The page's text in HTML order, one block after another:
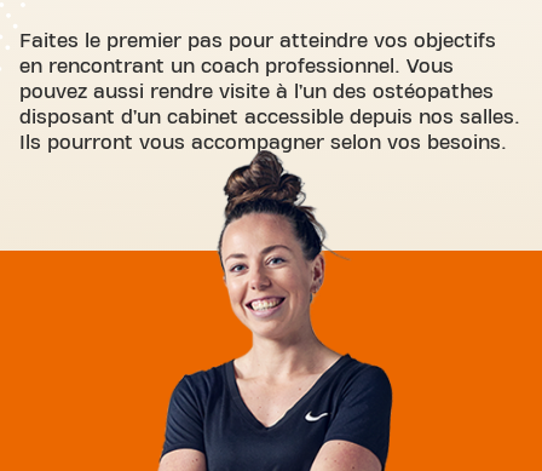
Faites le premier pas pour atteindre vos objectifs
en rencontrant un coach professionnel. Vous
pouvez aussi rendre visite à l’un des ostéopathes
disposant d’un cabinet accessible depuis nos salles.
Ils pourront vous accompagner selon vos besoins.